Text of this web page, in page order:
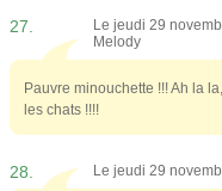
27.
Le jeudi 29
Melody
Pauvre minouchette !!! Ah la
les chats !!!!
28. Le jeudi 29